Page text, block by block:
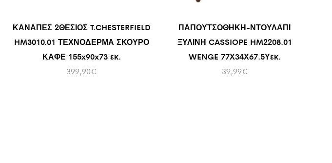
ΚΑΝΑΠΕΣ 2ΘΕΣΙΟΣ T.CHESTERFIELD
HM3010.01 ΤΕΧΝΟΔΕΡΜΑ ΣΚΟΥΡΟ
ΚΑΦΕ 155x90x73 εκ.
399,90€
ΠΑΠΟΥΤΣΟΘΗΚΗ-ΝΤΟΥΛΑΠΙ
ΞΥΛΙΝΗ CASSIOPE HM2208.01
WENGE 77Χ34Χ67.5Υεκ.
39,99€